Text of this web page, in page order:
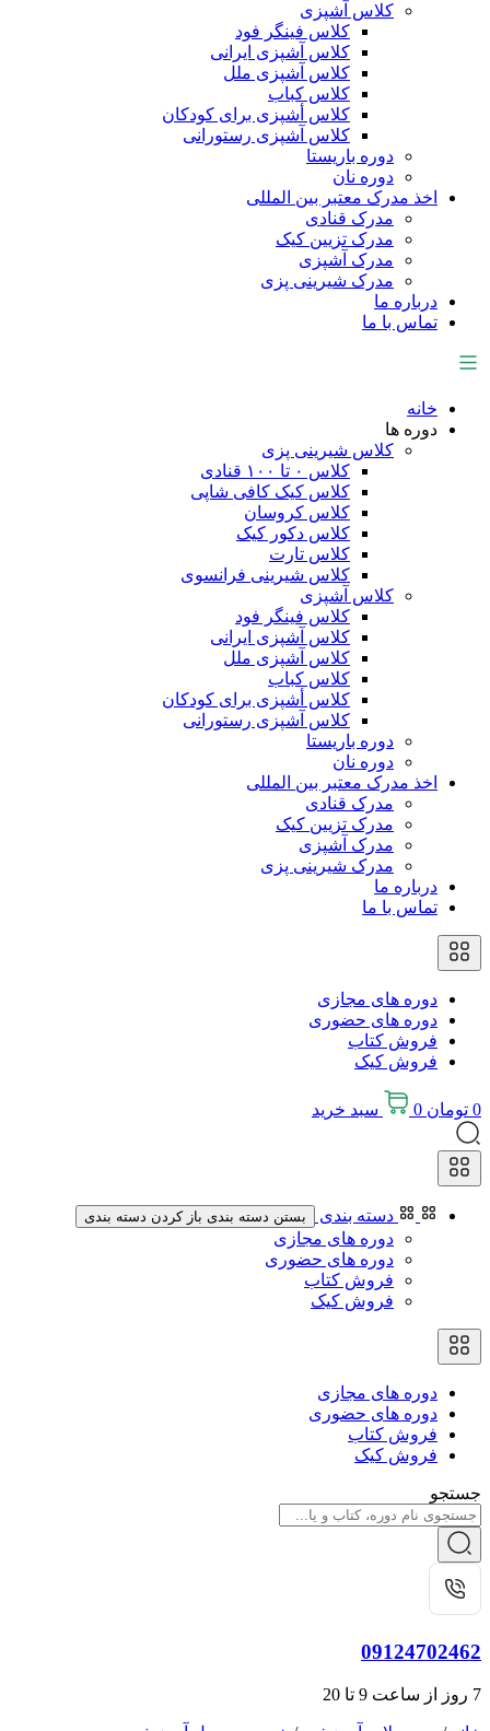
کلاس آشپزی
کلاس فینگر فود
کلاس آشپزی ایرانی
کلاس آشپزی ملل
کلاس کباب
کلاس أشپزی برای کودکان
کلاس آشپزی رستورانی
دوره باریستا
دوره نان
اخذ مدرک معتبر بین المللی
مدرک قنادی
مدرک تزیین کیک
مدرک آشپزی
مدرک شیرینی پزی
درباره ما
تماس با ما
خانه
دوره ها
کلاس شیرینی پزی
کلاس ۰ تا ۱۰۰ قنادی
کلاس کیک کافی شاپی
کلاس کروسان
کلاس دکور کیک
کلاس تارت
کلاس شیرینی فرانسوی
کلاس آشپزی
کلاس فینگر فود
کلاس آشپزی ایرانی
کلاس آشپزی ملل
کلاس کباب
کلاس أشپزی برای کودکان
کلاس آشپزی رستورانی
دوره باریستا
دوره نان
اخذ مدرک معتبر بین المللی
مدرک قنادی
مدرک تزیین کیک
مدرک آشپزی
مدرک شیرینی پزی
درباره ما
تماس با ما
دوره های مجازی
دوره های حضوری
فروش کتاب
فروش کیک
0 تومان 0 سبد خريد
دسته بندی بستن دسته بندی باز کردن دسته بندی
دوره های مجازی
دوره های حضوری
فروش کتاب
فروش کیک
دوره های مجازی
دوره های حضوری
فروش کتاب
فروش کیک
جستجو
09124702462
7 روز از ساعت 9 تا 20